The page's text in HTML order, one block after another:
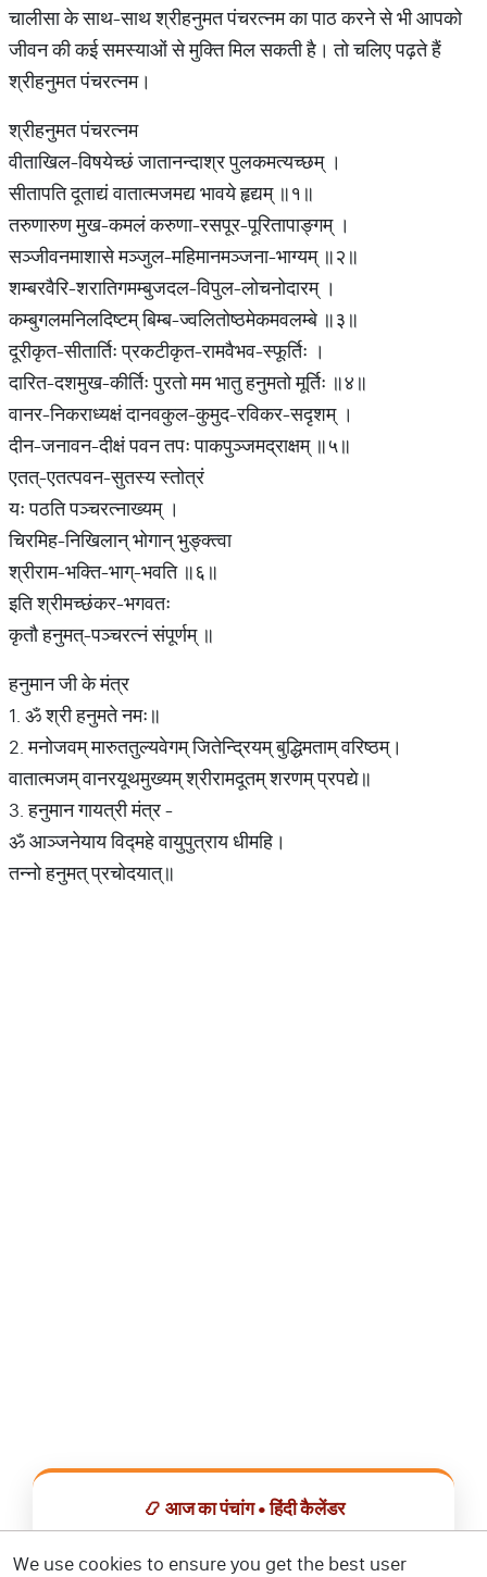
चालीसा के साथ-साथ श्रीहनुमत पंचरत्नम का पाठ करने से भी आपको
जीवन की कई समस्याओं से मुक्ति मिल सकती है। तो चलिए पढ़ते हैं
श्रीहनुमत पंचरत्नम।
श्रीहनुमत पंचरत्नम
वीताखिल-विषयेच्छं जातानन्दाश्र पुलकमत्यच्छम् ।
सीतापति दूताद्यं वातात्मजमद्य भावये हृद्यम् ॥१॥
तरुणारुण मुख-कमलं करुणा-रसपूर-पूरितापाङ्गम् ।
सञ्जीवनमाशासे मञ्जुल-महिमानमञ्जना-भाग्यम् ॥२॥
शम्बरवैरि-शरातिगमम्बुजदल-विपुल-लोचनोदारम् ।
कम्बुगलमनिलदिष्टम् बिम्ब-ज्वलितोष्ठमेकमवलम्बे ॥३॥
दूरीकृत-सीतार्तिः प्रकटीकृत-रामवैभव-स्फूर्तिः ।
दारित-दशमुख-कीर्तिः पुरतो मम भातु हनुमतो मूर्तिः ॥४॥
वानर-निकराध्यक्षं दानवकुल-कुमुद-रविकर-सदृशम् ।
दीन-जनावन-दीक्षं पवन तपः पाकपुञ्जमद्राक्षम् ॥५॥
एतत्-एतत्पवन-सुतस्य स्तोत्रं
यः पठति पञ्चरत्नाख्यम् ।
चिरमिह-निखिलान् भोगान् भुङ्क्त्वा
श्रीराम-भक्ति-भाग्-भवति ॥६॥
इति श्रीमच्छंकर-भगवतः
कृतौ हनुमत्-पञ्चरत्नं संपूर्णम् ॥
हनुमान जी के मंत्र
1. ॐ श्री हनुमते नमः॥
2. मनोजवम् मारुततुल्यवेगम् जितेन्द्रियम् बुद्धिमताम् वरिष्ठम्।
वातात्मजम् वानरयूथमुख्यम् श्रीरामदूतम् शरणम् प्रपद्ये॥
3. हनुमान गायत्री मंत्र -
ॐ आञ्जनेयाय विद्महे वायुपुत्राय धीमहि।
तन्नो हनुमत् प्रचोदयात्॥
📿 आज का पंचांग • हिंदी कैलेंडर
We use cookies to ensure you get the best user